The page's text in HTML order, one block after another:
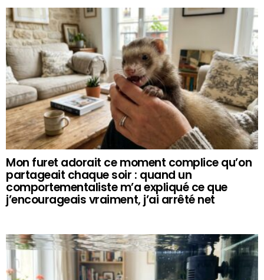
Mon furet adorait ce moment complice qu’on
partageait chaque soir : quand un
comportementaliste m’a expliqué ce que
j’encourageais vraiment, j’ai arrêté net